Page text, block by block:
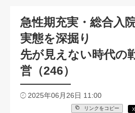
急性期充実・総合入
実態を深掘り
先が見えない時代の
営（246）
2025年06月26日 11:00
リンクをコピー